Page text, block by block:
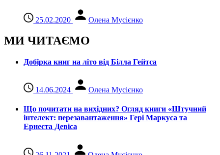
25.02.2020 Олена Мусієнко
МИ ЧИТАЄМО
Добірка книг на літо від Білла Гейтса
14.06.2024 Олена Мусієнко
Що почитати на вихідних? Огляд книги «Штучний
інтелект: перезавантаження» Гері Маркуса та
Ернеста Девіса